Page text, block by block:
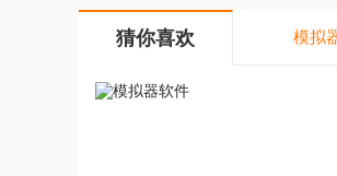
猜你喜欢 模拟